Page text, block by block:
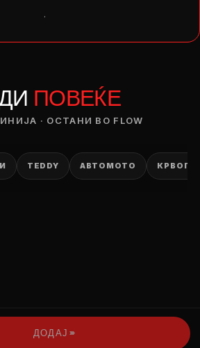
.
ПОВЕЌЕ
· ОСТАНИ ВО FLOW
TEDDY АВТОМОТО
ДОДАЈ ›››